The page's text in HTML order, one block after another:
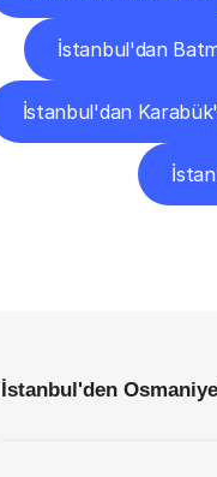
İstanbul'dan
İstanbul'dan
İstanbul'den